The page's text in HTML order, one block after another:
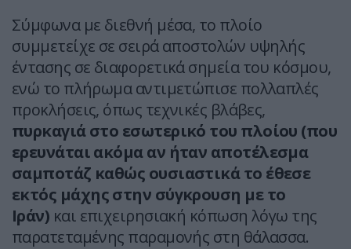
Σύμφωνα με διεθνή μέσα, το πλοίο
συμμετείχε σε σειρά αποστολών υψηλής
έντασης σε διαφορετικά σημεία του κόσμου,
ενώ το πλήρωμα αντιμετώπισε πολλαπλές
προκλήσεις, όπως τεχνικές βλάβες,
πυρκαγιά στο εσωτερικό του πλοίου (που
ερευνάται ακόμα αν ήταν αποτέλεσμα
σαμποτάζ καθώς ουσιαστικά το έθεσε
εκτός μάχης στην σύγκρουση με το
Ιράν) και επιχειρησιακή κόπωση λόγω της
παρατεταμένης παραμονής στη θάλασσα.